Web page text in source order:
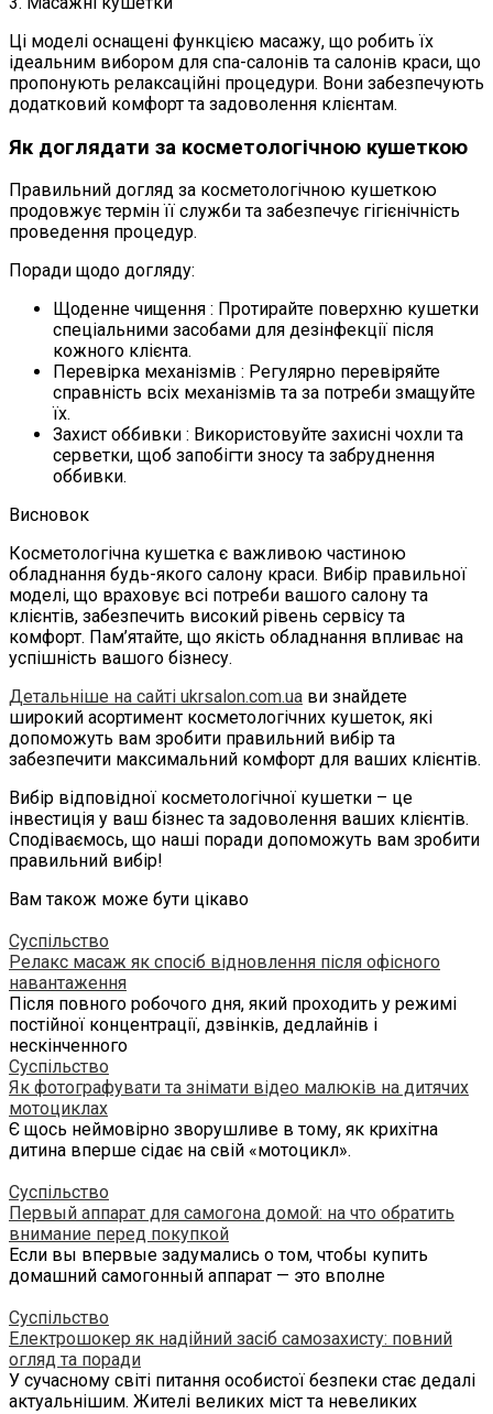
Ці моделі оснащені функцією масажу, що робить їх
ідеальним вибором для спа-салонів та салонів краси, що
пропонують релаксаційні процедури. Вони забезпечують
додатковий комфорт та задоволення клієнтам.
Як доглядати за косметологічною кушеткою
Правильний догляд за косметологічною кушеткою
продовжує термін її служби та забезпечує гігієнічність
проведення процедур.
Поради щодо догляду:
Щоденне чищення : Протирайте поверхню кушетки
спеціальними засобами для дезінфекції після
кожного клієнта.
Перевірка механізмів : Регулярно перевіряйте
справність всіх механізмів та за потреби змащуйте
їх.
Захист оббивки : Використовуйте захисні чохли та
серветки, щоб запобігти зносу та забруднення
оббивки.
Висновок
Косметологічна кушетка є важливою частиною
обладнання будь-якого салону краси. Вибір правильної
моделі, що враховує всі потреби вашого салону та
клієнтів, забезпечить високий рівень сервісу та
комфорт. Пам’ятайте, що якість обладнання впливає на
успішність вашого бізнесу.
Детальніше на сайті ukrsalon.com.ua ви знайдете
широкий асортимент косметологічних кушеток, які
допоможуть вам зробити правильний вибір та
забезпечити максимальний комфорт для ваших клієнтів.
Вибір відповідної косметологічної кушетки – це
інвестиція у ваш бізнес та задоволення ваших клієнтів.
Сподіваємось, що наші поради допоможуть вам зробити
правильний вибір!
Вам також може бути цікаво
Суспільство
Релакс масаж як спосіб відновлення після офісного
навантаження
Після повного робочого дня, який проходить у режимі
постійної концентрації, дзвінків, дедлайнів і
нескінченного
Суспільство
Як фотографувати та знімати відео малюків на дитячих
мотоциклах
Є щось неймовірно зворушливе в тому, як крихітна
дитина вперше сідає на свій «мотоцикл».
Суспільство
Первый аппарат для самогона домой: на что обратить
внимание перед покупкой
Если вы впервые задумались о том, чтобы купить
домашний самогонный аппарат — это вполне
Суспільство
Електрошокер як надійний засіб самозахисту: повний
огляд та поради
У сучасному світі питання особистої безпеки стає дедалі
актуальнішим. Жителі великих міст та невеликих